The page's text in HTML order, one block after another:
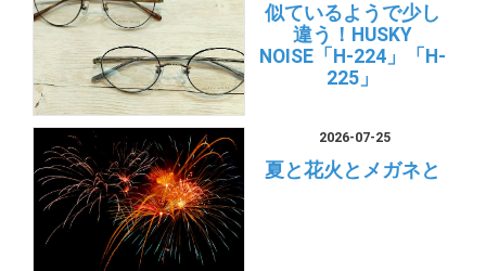
似ているようで少し
違う！HUSKY
NOISE「H-224」「H-
225」
2026-07-25
夏と花火とメガネと